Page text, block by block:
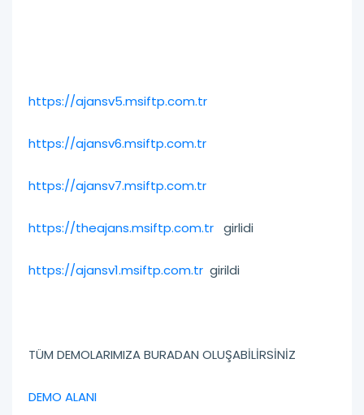
https://ajansv5.msiftp.com.tr
https://ajansv6.msiftp.com.tr
https://ajansv7.msiftp.com.tr
https://theajans.msiftp.com.tr girlidi
https://ajansv1.msiftp.com.tr girildi
TÜM DEMOLARIMIZA BURADAN OLUŞABİLİRSİNİZ
DEMO ALANI